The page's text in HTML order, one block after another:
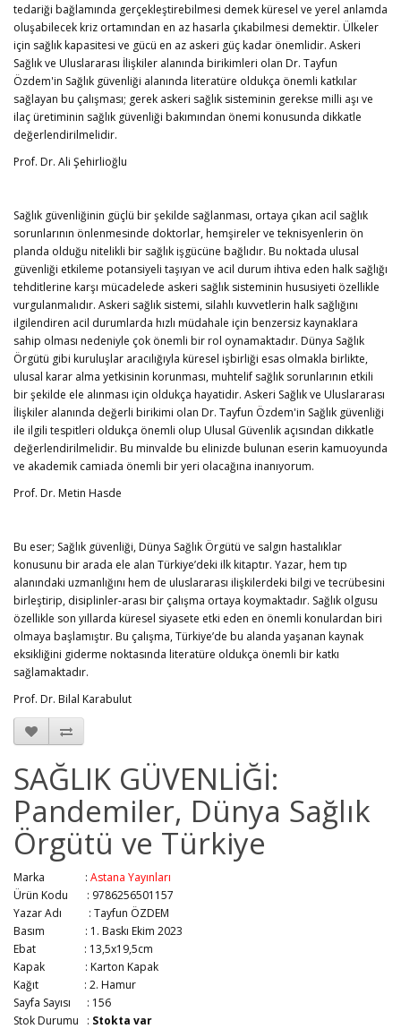
tedariği bağlamında gerçekleştirebilmesi demek küresel ve yerel anlamda
oluşabilecek kriz ortamından en az hasarla çıkabilmesi demektir. Ülkeler
için sağlık kapasitesi ve gücü en az askeri güç kadar önemlidir. Askeri
Sağlık ve Uluslararası İlişkiler alanında birikimleri olan Dr. Tayfun
Özdem'in Sağlık güvenliği alanında literatüre oldukça önemli katkılar
sağlayan bu çalışması; gerek askeri sağlık sisteminin gerekse milli aşı ve
ilaç üretiminin sağlık güvenliği bakımından önemi konusunda dikkatle
değerlendirilmelidir.
Prof. Dr. Ali Şehirlioğlu
Sağlık güvenliğinin güçlü bir şekilde sağlanması, ortaya çıkan acil sağlık
sorunlarının önlenmesinde doktorlar, hemşireler ve teknisyenlerin ön
planda olduğu nitelikli bir sağlık işgücüne bağlıdır. Bu noktada ulusal
güvenliği etkileme potansiyeli taşıyan ve acil durum ihtiva eden halk sağlığı
tehditlerine karşı mücadelede askeri sağlık sisteminin hususiyeti özellikle
vurgulanmalıdır. Askeri sağlık sistemi, silahlı kuvvetlerin halk sağlığını
ilgilendiren acil durumlarda hızlı müdahale için benzersiz kaynaklara
sahip olması nedeniyle çok önemli bir rol oynamaktadır. Dünya Sağlık
Örgütü gibi kuruluşlar aracılığıyla küresel işbirliği esas olmakla birlikte,
ulusal karar alma yetkisinin korunması, muhtelif sağlık sorunlarının etkili
bir şekilde ele alınması için oldukça hayatidir. Askeri Sağlık ve Uluslararası
İlişkiler alanında değerli birikimi olan Dr. Tayfun Özdem'in Sağlık güvenliği
ile ilgili tespitleri oldukça önemli olup Ulusal Güvenlik açısından dikkatle
değerlendirilmelidir. Bu minvalde bu elinizde bulunan eserin kamuoyunda
ve akademik camiada önemli bir yeri olacağına inanıyorum.
Prof. Dr. Metin Hasde
Bu eser; Sağlık güvenliği, Dünya Sağlık Örgütü ve salgın hastalıklar
konusunu bir arada ele alan Türkiye’deki ilk kitaptır. Yazar, hem tıp
alanındaki uzmanlığını hem de uluslararası ilişkilerdeki bilgi ve tecrübesini
birleştirip, disiplinler-arası bir çalışma ortaya koymaktadır. Sağlık olgusu
özellikle son yıllarda küresel siyasete etki eden en önemli konulardan biri
olmaya başlamıştır. Bu çalışma, Türkiye’de bu alanda yaşanan kaynak
eksikliğini giderme noktasında literatüre oldukça önemli bir katkı
sağlamaktadır.
Prof. Dr. Bilal Karabulut
SAĞLIK GÜVENLİĞİ:
Pandemiler, Dünya Sağlık
Örgütü ve Türkiye
Marka : Astana Yayınları
Ürün Kodu : 9786256501157
Yazar Adı : Tayfun ÖZDEM
Basım : 1. Baskı Ekim 2023
Ebat : 13,5x19,5cm
Kapak : Karton Kapak
Kağıt : 2. Hamur
Sayfa Sayısı : 156
Stok Durumu : Stokta var